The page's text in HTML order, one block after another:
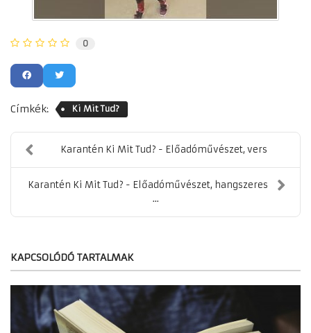
0
Címkék: Ki Mit Tud?
Karantén Ki Mit Tud? - Előadóművészet, vers
Karantén Ki Mit Tud? - Előadóművészet, hangszeres
...
KAPCSOLÓDÓ TARTALMAK